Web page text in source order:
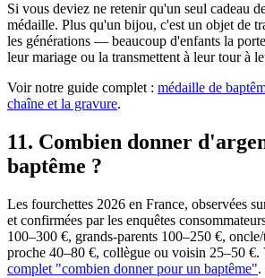
Si vous deviez ne retenir qu'un seul cadeau
médaille. Plus qu'un bijou, c'est un objet de
les générations — beaucoup d'enfants la
leur mariage ou la transmettent à leur tour à
Voir notre guide complet : médaille de
chaîne et la gravure.
11. Combien donner
baptême ?
Les fourchettes 2026 en France, observées
et confirmées par les enquêtes
100–300 €, grands-parents 100–250 €,
proche 40–80 €, collègue ou voisin 25–50 €.
complet "combien donner pour un baptême".